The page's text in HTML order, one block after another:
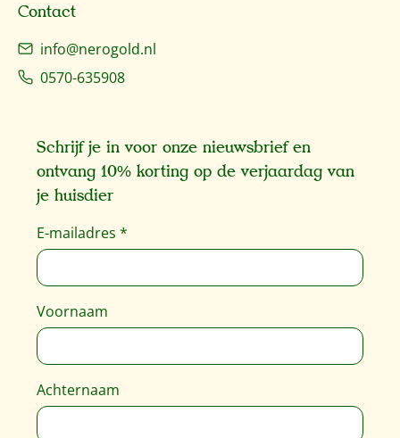
Contact
info@nerogold.nl
0570-635908
Schrijf je in voor onze nieuwsbrief en
ontvang 10% korting op de verjaardag van
je huisdier
E-mailadres *
Voornaam
Achternaam